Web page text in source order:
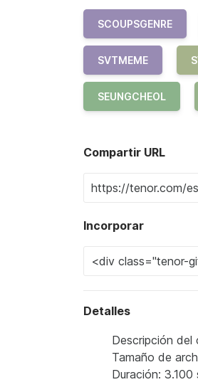
SCOUPSGENRE
SVTMEME
SEUNGCHEOL
Compartir URL
Incorporar
Detalles
Descripción
Tamaño de
Duración: 3.100